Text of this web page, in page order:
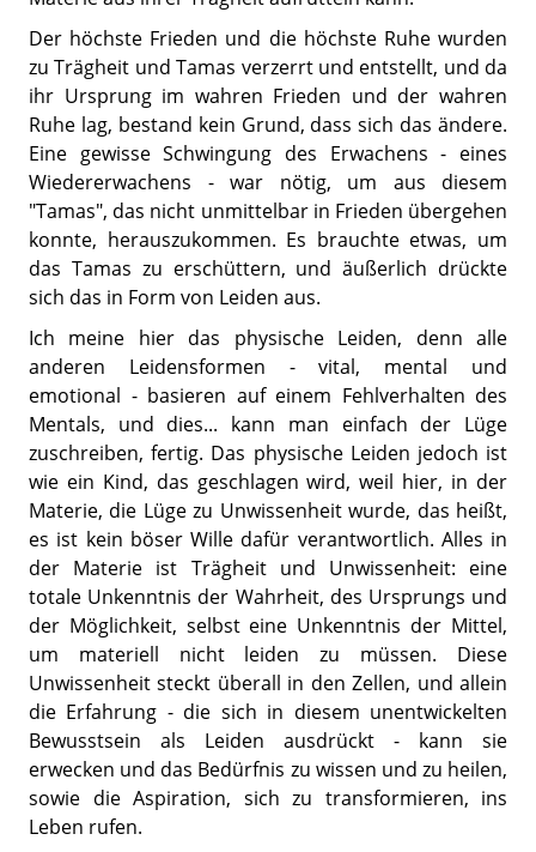
Der höchste Frieden und die höchste Ruhe wurden
zu Trägheit und Tamas verzerrt und entstellt, und da
ihr Ursprung im wahren Frieden und der wahren
Ruhe lag, bestand kein Grund, dass sich das ändere.
Eine gewisse Schwingung des Erwachens - eines
Wiedererwachens - war nötig, um aus diesem
"Tamas", das nicht unmittelbar in Frieden übergehen
konnte, herauszukommen. Es brauchte etwas, um
das Tamas zu erschüttern, und äußerlich drückte
sich das in Form von Leiden aus.
Ich meine hier das physische Leiden, denn alle
anderen Leidensformen - vital, mental und
emotional - basieren auf einem Fehlverhalten des
Mentals, und dies... kann man einfach der Lüge
zuschreiben, fertig. Das physische Leiden jedoch ist
wie ein Kind, das geschlagen wird, weil hier, in der
Materie, die Lüge zu Unwissenheit wurde, das heißt,
es ist kein böser Wille dafür verantwortlich. Alles in
der Materie ist Trägheit und Unwissenheit: eine
totale Unkenntnis der Wahrheit, des Ursprungs und
der Möglichkeit, selbst eine Unkenntnis der Mittel,
um materiell nicht leiden zu müssen. Diese
Unwissenheit steckt überall in den Zellen, und allein
die Erfahrung - die sich in diesem unentwickelten
Bewusstsein als Leiden ausdrückt - kann sie
erwecken und das Bedürfnis zu wissen und zu heilen,
sowie die Aspiration, sich zu transformieren, ins
Leben rufen.